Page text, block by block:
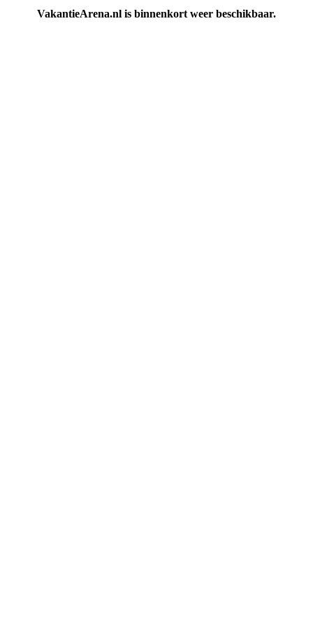
VakantieArena.nl is binnenkort weer beschikbaar.